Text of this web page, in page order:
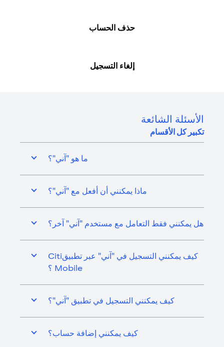
حذف الحساب
إلغاء التسجيل
الأسئلة الشائعة
تكبير كل الأقسام
ما هو "آني"؟
ماذا يمكنني أن أفعل مع "آني"؟
هل يمكنني فقط التعامل مع مستخدم "آني" آخر؟
كيف يمكنني التسجيل في "آني" عبر تطبيقCiti
Mobile ؟
كيف يمكنني التسجيل في تطبيق "آني"؟
كيف يمكنني إضافة حساب؟